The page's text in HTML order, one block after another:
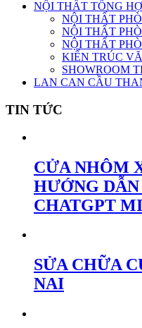
NỘI THẤT TỔNG
NỘI THẤT
NỘI THẤT
NỘI THẤT
KIẾN TRÚC
SHOWROOM
LAN CAN CẦU
TIN TỨC
CỬA NHÔM
HƯỚNG
CHATGPT
SỬA CHỮA
NAI